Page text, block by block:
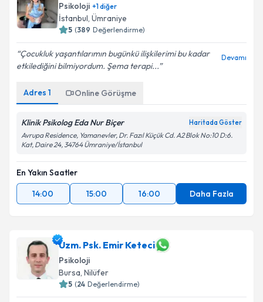
Psikoloji +1diğer
İstanbul, Ümraniye
5 (389 Değerlendirme)
Çocukluk yaşantılarımın bugünkü ilişkilerimi bu kadar
etkilediğini bilmiyordum. Şema terapi...
Devamı
Adres 1 Online Görüşme
Klinik Psikolog Eda Nur Biçer Haritada Göster
Avrupa Residence, Yamanevler, Dr. Fazıl Küçük Cd. A2 Blok No:10 D:6.
Kat, Daire 24, 34764 Ümraniye/İstanbul
En Yakın Saatler
14:00
15:00 16:00 Daha Fazla
Uzm. Psk. Emir Keteci
Psikoloji
Bursa, Nilüfer
5 (24 Değerlendirme)